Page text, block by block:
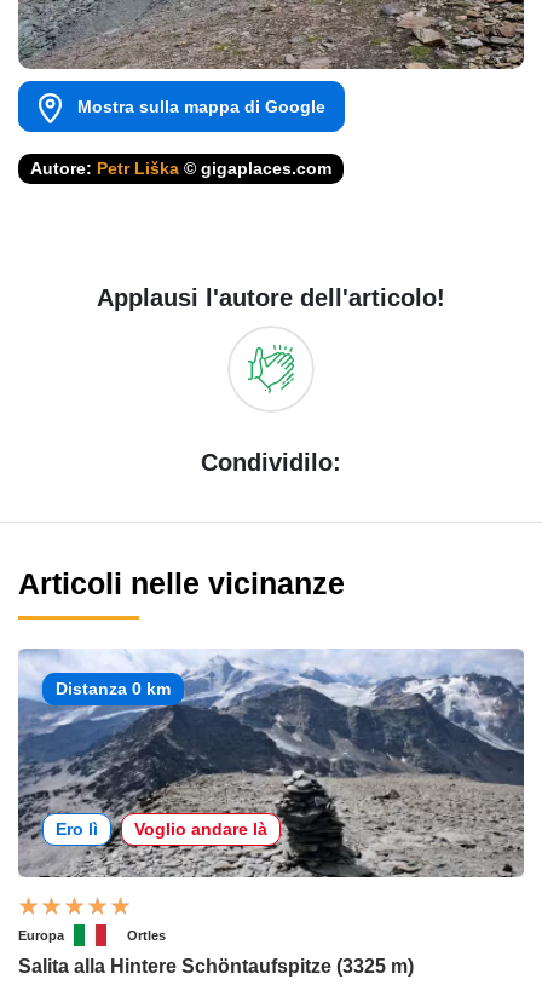
Mostra sulla mappa di Google
Autore: Petr Liška © gigaplaces.com
Applausi l'autore dell'articolo!
Condividilo:
Articoli nelle vicinanze
Distanza 0 km
Ero lì Voglio andare là
Europa Ortles
Salita alla Hintere Schöntaufspitze (3325 m)